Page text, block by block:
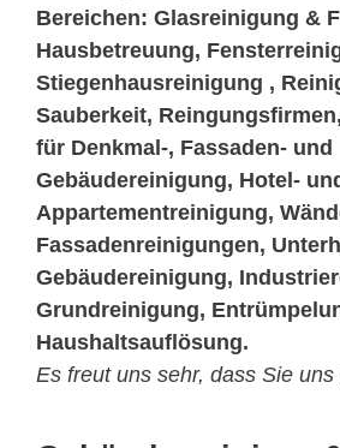
Bereichen: Glasreinigung &
Hausbetreuung,
Stiegenhausreinigung ,
Sauberkeit,
für Denkmal-, Fassaden- und
Gebäudereinigung, Hotel-
Appartementreinigung,
Fassadenreinigungen,
Gebäudereinigung,
Grundreinigung,
Haushaltsauflösung.
Es freut uns sehr, dass Sie